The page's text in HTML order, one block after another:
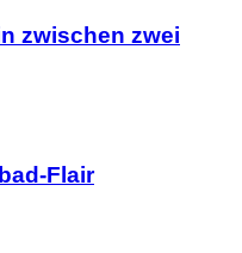
zwischen zwei
Flair